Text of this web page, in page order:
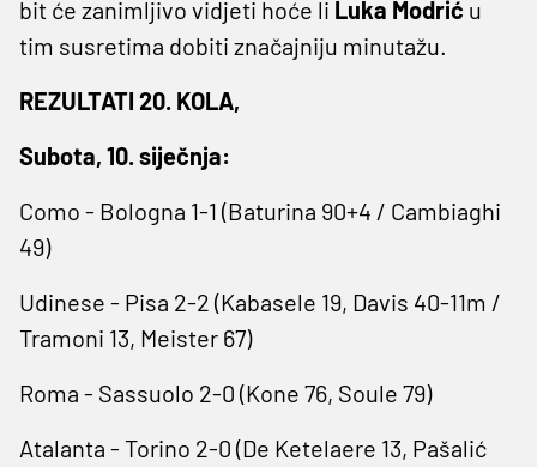
bit će zanimljivo vidjeti hoće li Luka Modrić u
tim susretima dobiti značajniju minutažu.
REZULTATI 20. KOLA,
Subota, 10. siječnja:
Como - Bologna 1-1 (Baturina 90+4 / Cambiaghi
49)
Udinese - Pisa 2-2 (Kabasele 19, Davis 40-11m /
Tramoni 13, Meister 67)
Roma - Sassuolo 2-0 (Kone 76, Soule 79)
Atalanta - Torino 2-0 (De Ketelaere 13, Pašalić